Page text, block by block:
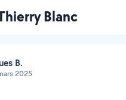
Blanc
B.
2025